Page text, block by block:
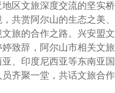
区文旅深度交流的坚实桥
共赏阿尔山的生态之美、
旅的合作之路。兴安盟文
致辞，阿尔山市相关文旅
、印度尼西亚等东南亚国
齐聚一堂，共话文旅合作